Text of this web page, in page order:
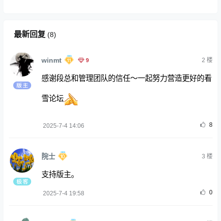
最新回复 (8)
winmt 9 2 楼
感谢段总和管理团队的信任～一起努力营造更好的看
雪论坛
2025-7-4 14:06 8
院士 3 楼
支持版主。
2025-7-4 19:58 0